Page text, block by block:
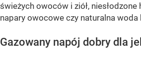
świeżych owoców i ziół, niesłodzone
napary owocowe czy naturalna
Gazowany napój dobry dla